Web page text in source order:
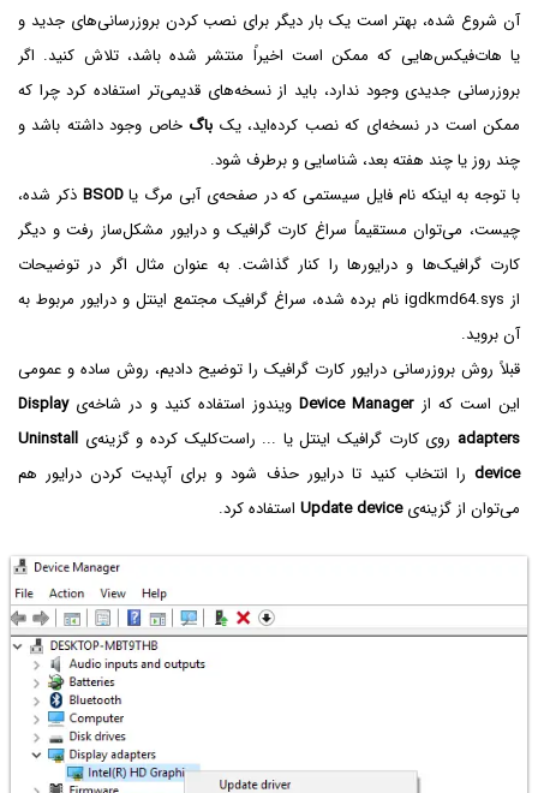
آن شروع شده، بهتر است یک بار دیگر برای نصب کردن بروزرسانی‌های جدید و
یا هات‌فیکس‌هایی که ممکن است اخیراً منتشر شده باشد، تلاش کنید. اگر
بروزرسانی جدیدی وجود ندارد، باید از نسخه‌های قدیمی‌تر استفاده کرد چرا که
ممکن است در نسخه‌ای که نصب کرده‌اید، یک باگ خاص وجود داشته باشد و
چند روز یا چند هفته بعد، شناسایی و برطرف شود.
با توجه به اینکه نام فایل سیستمی که در صفحه‌ی آبی مرگ یاBSOD ذکر شده،
چیست، می‌توان مستقیماً سراغ کارت گرافیک و درایور مشکل‌ساز رفت و دیگر
کارت گرافیک‌ها و درایورها را کنار گذاشت. به عنوان مثال اگر در توضیحات
از igdkmd64.sys نام برده شده، سراغ گرافیک مجتمع اینتل و درایور مربوط به
آن بروید.
قبلاً روش بروزرسانی درایور کارت گرافیک را توضیح دادیم، روش ساده و عمومی
این است که ازDevice Managerویندوز استفاده کنید و در شاخه‌یDisplay
adapters روی کارت گرافیک اینتل یا ... راست‌کلیک کرده و گزینه‌ی Uninstall
device را انتخاب کنید تا درایور حذف شود و برای آپدیت کردن درایور هم
می‌توان از گزینه‌یUpdate device استفاده کرد.